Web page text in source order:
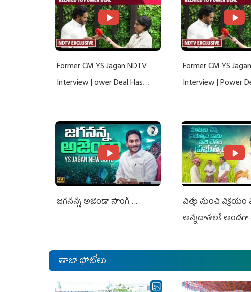
Former CM YS Jagan NDTV
Interview | ower Deal Has
Former CM YS
Interview | Power
జగనన్న అజెండా సాంగ్….
విత్తు నుంచి విక్రయం
అన్నదాతలకి అండగా
తాజా ఫోటోలు